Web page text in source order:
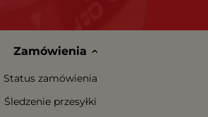
Zamówienia
Status zamówienia
Śledzenie przesyłki